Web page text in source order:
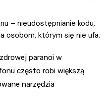
– nieudostępnianie kodu,
osobom, którym się nie ufa.
paranoi w
często robi większą
narzędzia